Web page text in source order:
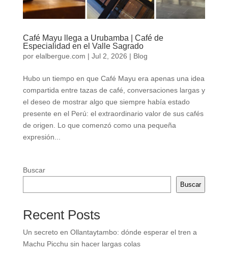
Café Mayu llega a Urubamba | Café de
Especialidad en el Valle Sagrado
por elalbergue.com | Jul 2, 2026 | Blog
Hubo un tiempo en que Café Mayu era apenas una idea
compartida entre tazas de café, conversaciones largas y
el deseo de mostrar algo que siempre había estado
presente en el Perú: el extraordinario valor de sus cafés
de origen. Lo que comenzó como una pequeña
expresión...
Buscar
Buscar
Recent Posts
Un secreto en Ollantaytambo: dónde esperar el tren a
Machu Picchu sin hacer largas colas